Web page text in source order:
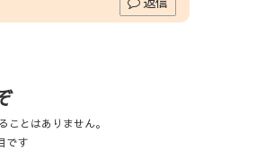
ことはありません。
です